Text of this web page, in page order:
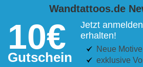
Wandtattoos.de
10€
Gutschein
Jetzt
erhalten!
Neue
exklusive